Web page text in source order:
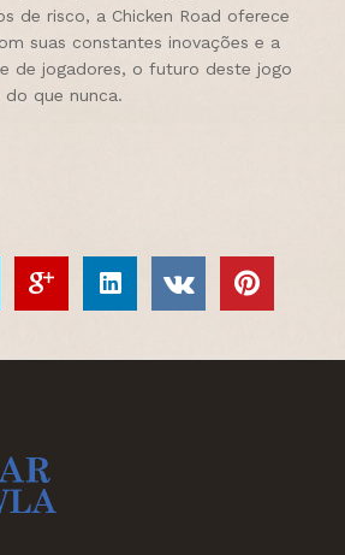
de risco, a Chicken Road oferece
suas constantes inovações e a
de jogadores, o futuro deste jogo
que nunca.